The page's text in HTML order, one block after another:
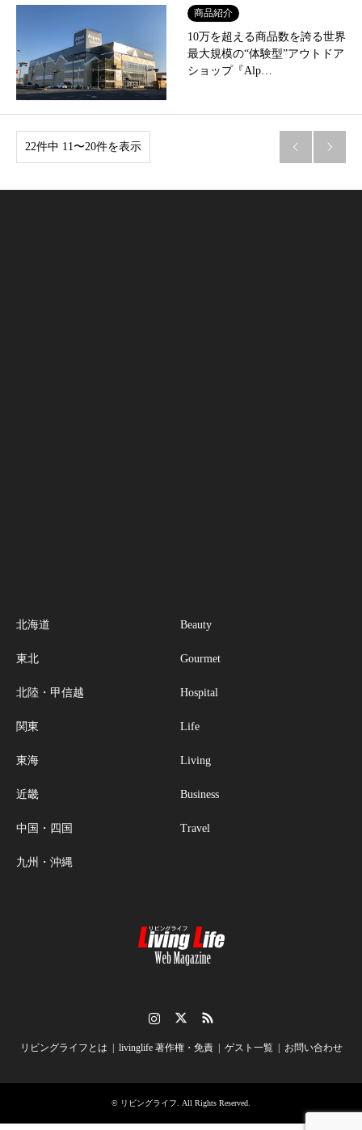
商品紹介
10万を超える商品数を誇る世界
最大規模の“体験型”アウトドア
ショップ『Alp…
22件中 11〜20件を表示  
北海道
東北
北陸・甲信越
関東
東海
近畿
中国・四国
九州・沖縄
Beauty
Gourmet
Hospital
Life
Living
Business
Travel
リビングライフとは livinglife 著作権・免責 ゲスト一覧 お問い合わせ
© リビングライフ . All Rights Reserved.